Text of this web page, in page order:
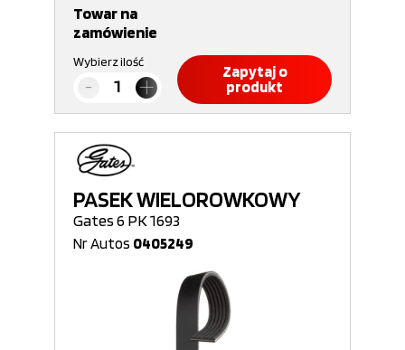
Towar na
zamówienie
Wybierz ilość
Zapytaj o
produkt
PASEK WIELOROWKOWY
Gates 6 PK 1693
Nr Autos 0405249